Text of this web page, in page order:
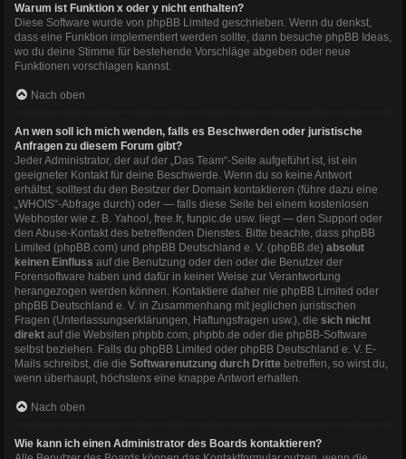
Warum ist Funktion x oder y nicht enthalten?
Diese Software wurde von phpBB Limited geschrieben. Wenn du denkst,
dass eine Funktion implementiert werden sollte, dann besuche phpBB Ideas,
wo du deine Stimme für bestehende Vorschläge abgeben oder neue
Funktionen vorschlagen kannst.
Nach oben
An wen soll ich mich wenden, falls es Beschwerden oder juristische
Anfragen zu diesem Forum gibt?
Jeder Administrator, der auf der „Das Team“-Seite aufgeführt ist, ist ein
geeigneter Kontakt für deine Beschwerde. Wenn du so keine Antwort
erhältst, solltest du den Besitzer der Domain kontaktieren (führe dazu eine
„WHOIS“-Abfrage durch) oder — falls diese Seite bei einem kostenlosen
Webhoster wie z. B. Yahoo!, free.fr, funpic.de usw. liegt — den Support oder
den Abuse-Kontakt des betreffenden Dienstes. Bitte beachte, dass phpBB
Limited (phpBB.com) und phpBB Deutschland e. V. (phpBB.de) absolut
keinen Einfluss auf die Benutzung oder den oder die Benutzer der
Forensoftware haben und dafür in keiner Weise zur Verantwortung
herangezogen werden können. Kontaktiere daher nie phpBB Limited oder
phpBB Deutschland e. V. in Zusammenhang mit jeglichen juristischen
Fragen (Unterlassungserklärungen, Haftungsfragen usw.), die sich nicht
direkt auf die Websiten phpbb.com, phpbb.de oder die phpBB-Software
selbst beziehen. Falls du phpBB Limited oder phpBB Deutschland e. V. E-
Mails schreibst, die die Softwarenutzung durch Dritte betreffen, so wirst du,
wenn überhaupt, höchstens eine knappe Antwort erhalten.
Nach oben
Wie kann ich einen Administrator des Boards kontaktieren?